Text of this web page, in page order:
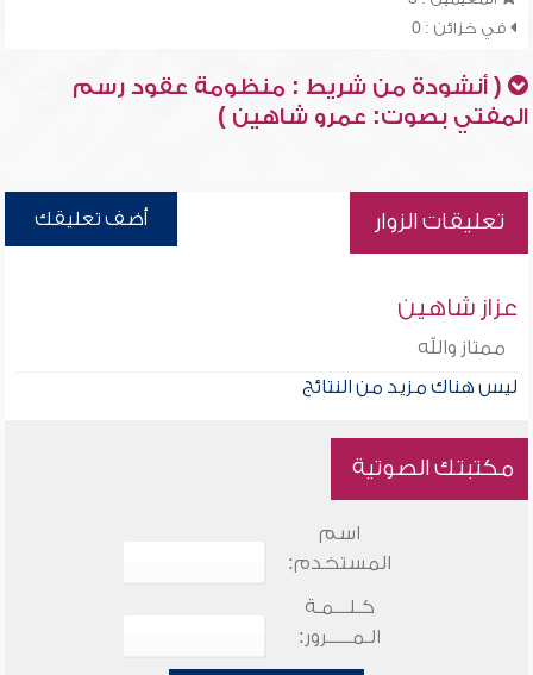
في خزائن : 0
( أنشودة من شريط : منظومة عقود رسم
المفتي بصوت: عمرو شاهين )
تعليقات الزوار أضف تعليقك
عزاز شاهين
ممتاز والله
ليس هناك مزيد من النتائج
مكتبتك الصوتية
اسم
المستخدم:
كـلـــمـة
الـمـــــرور: